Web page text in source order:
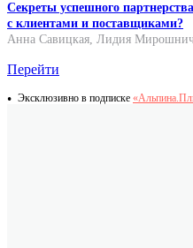
Секреты успешного
с клиентами и поставщиками?
Анна Савицкая, Лидия
Перейти
Эксклюзивно в подписке